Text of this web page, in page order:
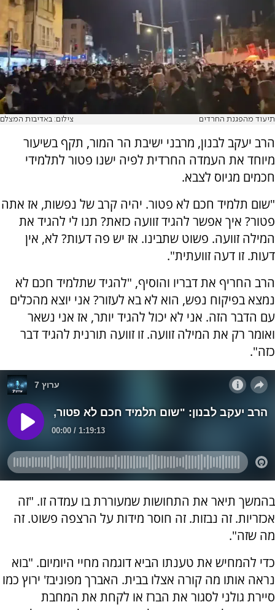
תיעוד מהפגנת החרדים צילום: באדיבות המצלם
הרב יעקב לבנון, מרבני ישיבת הר המור, תקף בשיעור
מיוחד את העמדה החרדית לפיה ישנו פטור לתלמידי
חכמים מגיוס לצבא.
"שום תלמיד חכם לא פטור. יהיה קרב של נפשות, אז אתה
פטור? איך אפשר להגיד זוועה כזאת? תנו לי להגיד את
המילה זוועה. פשוט שתבינו. אז יש פה דעות? לא, אין
דעות. זו דעה זוועתית".
הרב החריף את דבריו והוסיף, "להגיד שתלמיד חכם לא
נמצא בפיקוח נפש, הוא לא בא לעזור? אני יוצא מהכלים
עם הדבר הזה. אני לא יכול להגיד יותר, אז אני נשאר
ואומר רק את המילה זוועה. זו זוועה תורנית להגיד דבר
כזה".
בהמשך תיאר את התחושות שמעוררת בו עמדה זו. "זה
אכזריות. זה נבזות. זה חוסר מידות על הרצפה פשוט. זה
מה שזה".
כדי להמחיש את טענתו הביא דוגמה מחיי היומיום. "בוא
נראה אותו מה קורה אצלו בבית. האברך מפוניבז' ירוץ כמו
סיירת גולני לסגור את הברז או לקחת את המחבת